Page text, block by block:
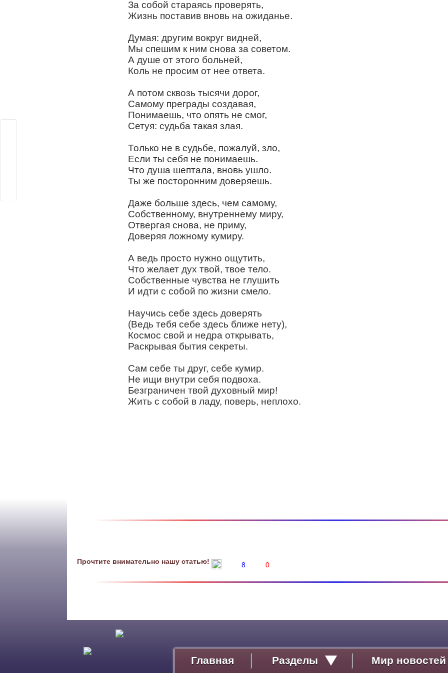
За собой стараясь проверять,
Жизнь поставив вновь на ожиданье.
Думая: другим вокруг видней,
Мы спешим к ним снова за советом.
А душе от этого больней,
Коль не просим от нее ответа.
А потом сквозь тысячи дорог,
Самому преграды создавая,
Понимаешь, что опять не смог,
Сетуя: судьба такая злая.
Только не в судьбе, пожалуй, зло,
Если ты себя не понимаешь.
Что душа шептала, вновь ушло.
Ты же посторонним доверяешь.
Даже больше здесь, чем самому,
Собственному, внутреннему миру,
Отвергая снова, не приму,
Доверяя ложному кумиру.
А ведь просто нужно ощутить,
Что желает дух твой, твое тело.
Собственные чувства не глушить
И идти с собой по жизни смело.
Научись себе здесь доверять
(Ведь тебя себе здесь ближе нету),
Космос свой и недра открывать,
Раскрывая бытия секреты.
Сам себе ты друг, себе кумир.
Не ищи внутри себя подвоха.
Безграничен твой духовный мир!
Жить с собой в ладу, поверь, неплохо.
Прочтите внимательно нашу статью! 8 0
Главная Разделы Мир новостей